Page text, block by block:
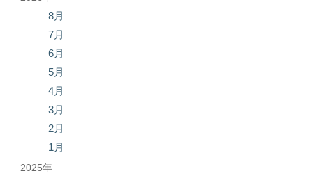
8月
7月
6月
5月
4月
3月
2月
1月
2025年